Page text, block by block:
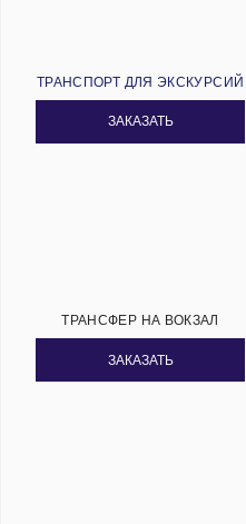
ТРАНСПОРТ ДЛЯ ЭКСКУРСИЙ
ЗАКАЗАТЬ
ТРАНСФЕР НА ВОКЗАЛ
ЗАКАЗАТЬ